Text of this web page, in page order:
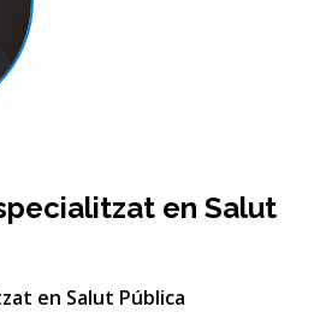
en Salut
en Salut Pública